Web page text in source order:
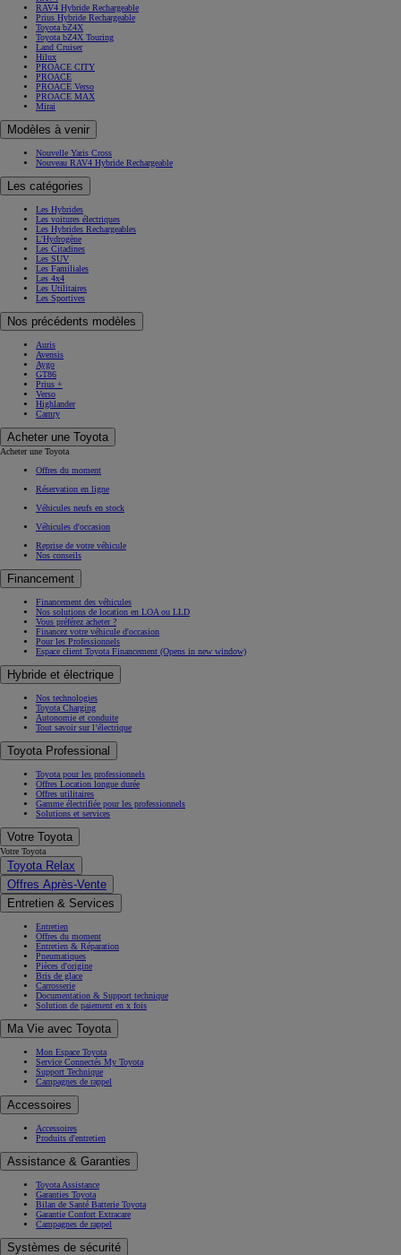
RAV4 Hybride Rechargeable
Prius Hybride Rechargeable
Toyota bZ4X
Toyota bZ4X Touring
Land Cruiser
Hilux
PROACE CITY
PROACE
PROACE Verso
PROACE MAX
Mirai
Modèles à venir
Nouvelle Yaris Cross
Nouveau RAV4 Hybride Rechargeable
Les catégories
Les Hybrides
Les voitures électriques
Les Hybrides Rechargeables
L'Hydrogène
Les Citadines
Les SUV
Les Familiales
Les 4x4
Les Utilitaires
Les Sportives
Nos précédents modèles
Auris
Avensis
Aygo
GT86
Prius +
Verso
Highlander
Camry
Acheter une Toyota
Acheter une Toyota
Offres du moment
Réservation en ligne
Véhicules neufs en stock
Véhicules d'occasion
Reprise de votre véhicule
Nos conseils
Financement
Financement des véhicules
Nos solutions de location en LOA ou LLD
Vous préférez acheter ?
Financez votre véhicule d'occasion
Pour les Professionnels
Espace client Toyota Financement (Opens in new window)
Hybride et électrique
Nos technologies
Toyota Charging
Autonomie et conduite
Tout savoir sur l’électrique
Toyota Professional
Toyota pour les professionnels
Offres Location longue durée
Offres utilitaires
Gamme électrifiée pour les professionnels
Solutions et services
Votre Toyota
Votre Toyota
Toyota Relax
Offres Après-Vente
Entretien & Services
Entretien
Offres du moment
Entretien & Réparation
Pneumatiques
Pièces d'origine
Bris de glace
Carrosserie
Documentation & Support technique
Solution de paiement en x fois
Ma Vie avec Toyota
Mon Espace Toyota
Service Connectés My Toyota
Support Technique
Campagnes de rappel
Accessoires
Accessoires
Produits d'entretien
Assistance & Garanties
Toyota Assistance
Garanties Toyota
Bilan de Santé Batterie Toyota
Garantie Confort Extracare
Campagnes de rappel
Systèmes de sécurité